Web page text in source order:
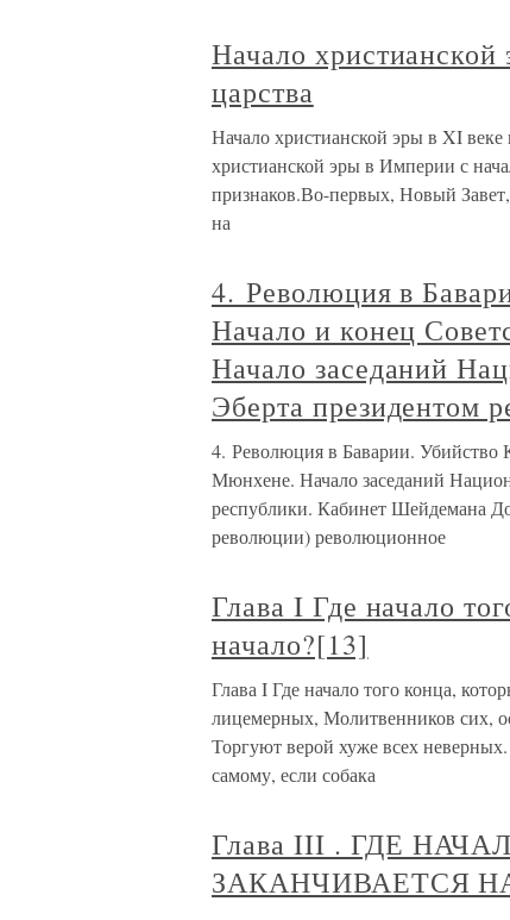
Начало христианской
царства
Начало христианской эры в XI веке
христианской эры в Империи с
признаков.Во-первых, Новый Завет,
на
4. Революция в
Начало и конец
Начало заседаний
Эберта президентом
4. Революция в Баварии. Убийство
Мюнхене. Начало заседаний
республики. Кабинет Шейдемана
революции) революционное
Глава I Где начало
начало?[13]
Глава I Где начало того конца,
лицемерных, Молитвенников сих,
Торгуют верой хуже всех
самому, если собака
Глава III . ГДЕ
ЗАКАНЧИВАЕТСЯ